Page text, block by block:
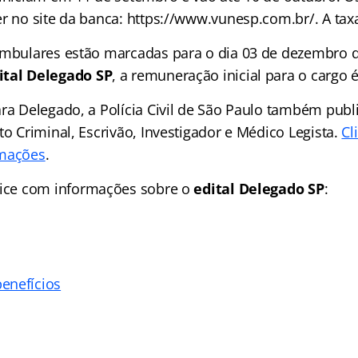
no site da banca: https://www.vunesp.com.br/. A
estão marcadas para o dia 03 de dezembro
Delegado SP, a remuneração inicial para o cargo
Delegado, a Polícia Civil de São Paulo também
Criminal, Escrivão, Investigador e Médico Legista.
.
com informações sobre oedital Delegado SP: